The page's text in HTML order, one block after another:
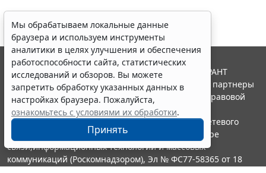
Мы обрабатываем локальные данные
браузера и используем инструменты
аналитики в целях улучшения и обеспечения
работоспособности сайта, статистических
исследований и обзоров. Вы можете
запретить обработку указанных данных в
настройках браузера. Пожалуйста,
ознакомьтесь с условиями их обработки.
Принять
© ООО "НПП "ГАРАНТ-СЕРВИС", 2026. Система ГАРАНТ
выпускается с 1990 года. Компания "Гарант" и ее партнеры
являются участниками Российской ассоциации правовой
информации ГАРАНТ.
Портал ГАРАНТ.РУ зарегистрирован в качестве сетевого
издания Федеральной службой по надзору в сфере
связи,информационных технологий и массовых
коммуникаций (Роскомнадзором), Эл № ФС77-58365 от 18